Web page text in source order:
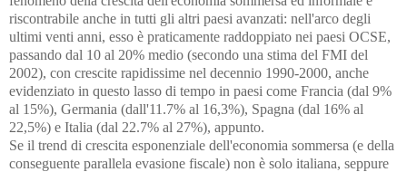
riscontrabile anche in tutti gli altri paesi avanzati: nell'arco degli
ultimi venti anni, esso è praticamente raddoppiato nei paesi OCSE,
passando dal 10 al 20% medio (secondo una stima del FMI del
2002), con crescite rapidissime nel decennio 1990-2000, anche
evidenziato in questo lasso di tempo in paesi come Francia (dal 9%
al 15%), Germania (dall'11.7% al 16,3%), Spagna (dal 16% al
22,5%) e Italia (dal 22.7% al 27%), appunto.
Se il trend di crescita esponenziale dell'economia sommersa (e della
conseguente parallela evasione fiscale) non è solo italiana, seppure